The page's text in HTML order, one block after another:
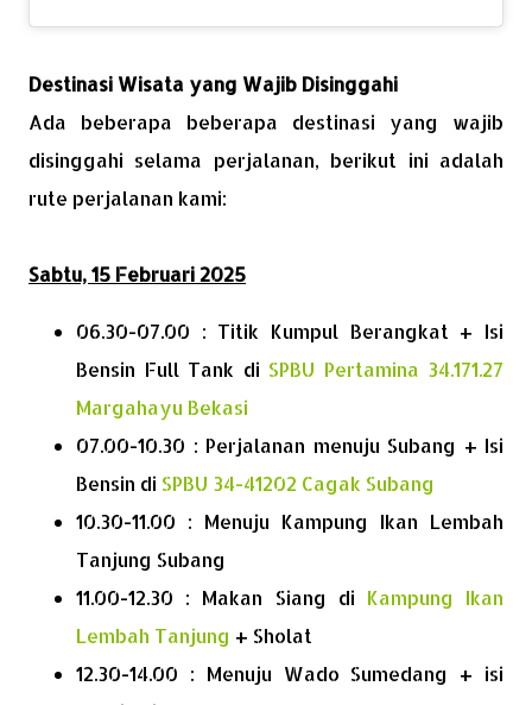
Destinasi Wisata yang Wajib Disinggahi
Ada beberapa beberapa destinasi yang wajib
disinggahi selama perjalanan, berikut ini adalah
rute perjalanan kami:
Sabtu, 15 Februari 2025
06.30-07.00 : Titik Kumpul Berangkat + Isi
Bensin Full Tank di SPBU Pertamina 34.171.27
Margahayu Bekasi
07.00-10.30 : Perjalanan menuju Subang + Isi
Bensin di SPBU 34-41202 Cagak Subang
10.30-11.00 : Menuju Kampung Ikan Lembah
Tanjung Subang
11.00-12.30 : Makan Siang di Kampung Ikan
Lembah Tanjung + Sholat
12.30-14.00 : Menuju Wado Sumedang + isi